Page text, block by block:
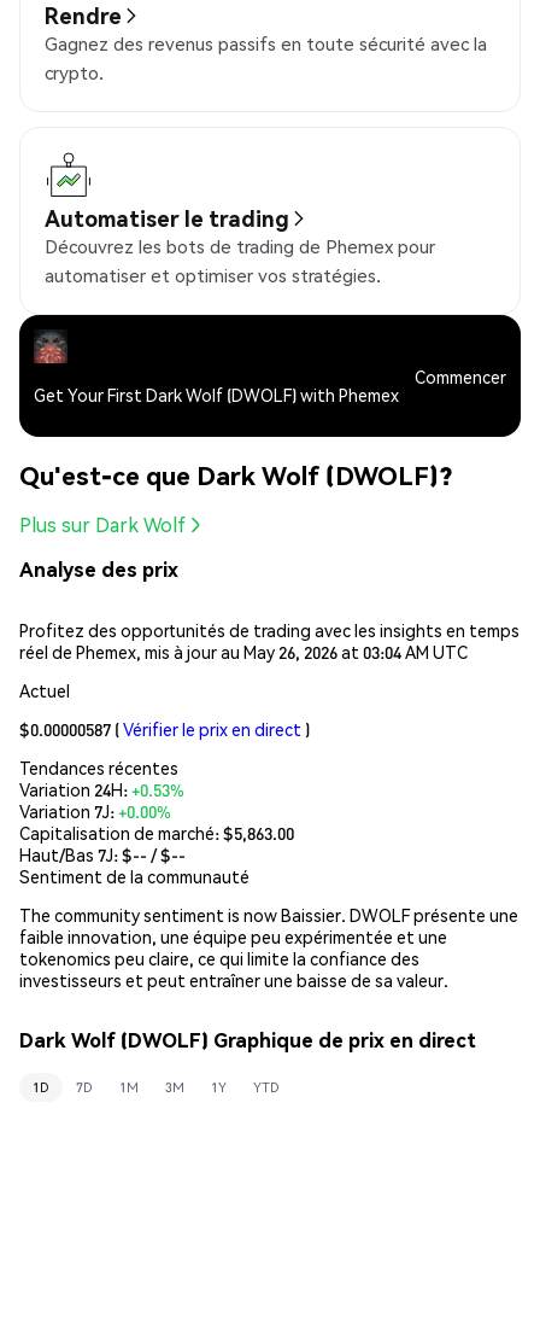
Rendre
Gagnez des revenus passifs en toute sécurité avec la
crypto.
Automatiser le trading
Découvrez les bots de trading de Phemex pour
automatiser et optimiser vos stratégies.
Get Your First Dark Wolf (DWOLF) with Phemex
Commencer
Qu'est-ce que Dark Wolf (DWOLF)?
Plus sur Dark Wolf
Analyse des prix
Profitez des opportunités de trading avec les insights en temps
réel de Phemex, mis à jour au May 26, 2026 at 03:04 AM UTC
Actuel
$0.00000587 (Vérifier le prix en direct )
Tendances récentes
Variation 24H:+0.53%
Variation 7J:+0.00%
Capitalisation de marché:$5,863.00
Haut/Bas 7J: $-- / $--
Sentiment de la communauté
The community sentiment is now Baissier. DWOLF présente une
faible innovation, une équipe peu expérimentée et une
tokenomics peu claire, ce qui limite la confiance des
investisseurs et peut entraîner une baisse de sa valeur.
Dark Wolf (DWOLF) Graphique de prix en direct
1D 7D 1M 3M 1Y YTD